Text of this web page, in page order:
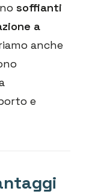
soffianti
a
anche
e